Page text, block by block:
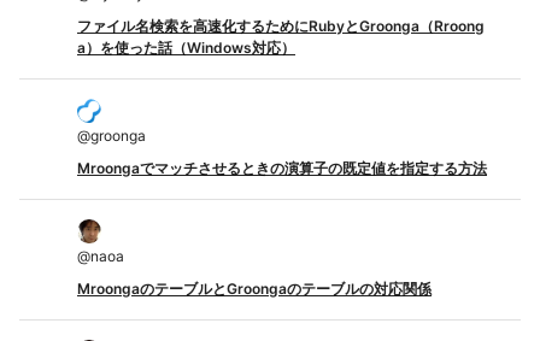
ファイル名検索を高速化するためにRubyとGroonga（Rroong
a）を使った話（Windows対応）
@groonga
Mroongaでマッチさせるときの演算子の既定値を指定する方法
@naoa
MroongaのテーブルとGroongaのテーブルの対応関係